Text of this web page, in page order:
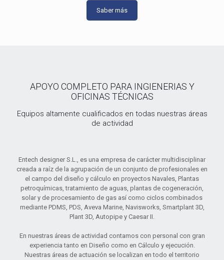
Saber más
APOYO COMPLETO PARA INGIENERIAS Y
OFICINAS TÉCNICAS
Equipos altamente cualificados en todas nuestras áreas
de actividad
Entech designer S.L., es una empresa de carácter multidisciplinar
creada a raíz de la agrupación de un conjunto de profesionales en
el campo del diseño y cálculo en proyectos Navales, Plantas
petroquímicas, tratamiento de aguas, plantas de cogeneración,
solar y de procesamiento de gas así como ciclos combinados
mediante PDMS, PDS, Aveva Marine, Navisworks, Smartplant 3D,
Plant 3D, Autopipe y Caesar II.
En nuestras áreas de actividad contamos con personal con gran
experiencia tanto en Diseño como en Cálculo y ejecución.
Nuestras áreas de actuación se localizan en todo el territorio